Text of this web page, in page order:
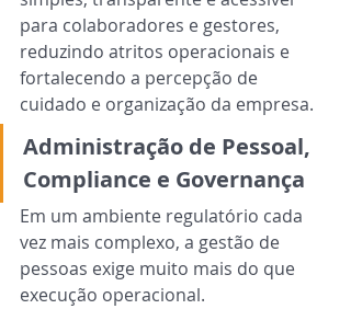
para colaboradores e gestores,
reduzindo atritos operacionais e
fortalecendo a percepção de
cuidado e organização da empresa.
Administração de Pessoal,
Compliance e Governança
Em um ambiente regulatório cada
vez mais complexo, a gestão de
pessoas exige muito mais do que
execução operacional.